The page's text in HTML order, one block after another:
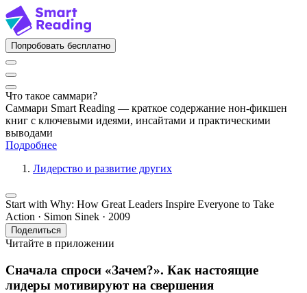
Попробовать бесплатно
Что такое саммари?
Саммари Smart Reading — краткое содержание нон-фикшен
книг с ключевыми идеями, инсайтами и практическими
выводами
Подробнее
Лидерство и развитие других
Start with Why: How Great Leaders Inspire Everyone to Take
Action · Simon Sinek · 2009
Поделиться
Читайте в приложении
Сначала спроси «Зачем?». Как настоящие
лидеры мотивируют на свершения